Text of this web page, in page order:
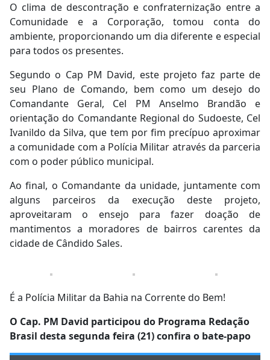
O clima de descontração e confraternização entre a
Comunidade e a Corporação, tomou conta do
ambiente, proporcionando um dia diferente e especial
para todos os presentes.
Segundo o Cap PM David, este projeto faz parte de
seu Plano de Comando, bem como um desejo do
Comandante Geral, Cel PM Anselmo Brandão e
orientação do Comandante Regional do Sudoeste, Cel
Ivanildo da Silva, que tem por fim precípuo aproximar
a comunidade com a Polícia Militar através da parceria
com o poder público municipal.
Ao final, o Comandante da unidade, juntamente com
alguns parceiros da execução deste projeto,
aproveitaram o ensejo para fazer doação de
mantimentos a moradores de bairros carentes da
cidade de Cândido Sales.
É a Polícia Militar da Bahia na Corrente do Bem!
O Cap. PM David participou do Programa Redação
Brasil desta segunda feira (21) confira o bate-papo